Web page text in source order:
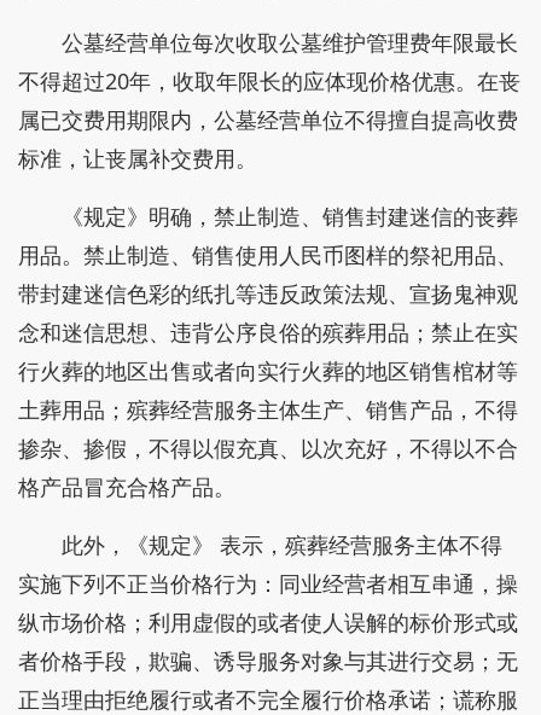
公墓经营单位每次收取公墓维护管理费年限最长
不得超过20年，收取年限长的应体现价格优惠。在丧
属已交费用期限内，公墓经营单位不得擅自提高收费
标准，让丧属补交费用。
《规定》明确，禁止制造、销售封建迷信的丧葬
用品。禁止制造、销售使用人民币图样的祭祀用品、
带封建迷信色彩的纸扎等违反政策法规、宣扬鬼神观
念和迷信思想、违背公序良俗的殡葬用品；禁止在实
行火葬的地区出售或者向实行火葬的地区销售棺材等
土葬用品；殡葬经营服务主体生产、销售产品，不得
掺杂、掺假，不得以假充真、以次充好，不得以不合
格产品冒充合格产品。
此外，《规定》 表示，殡葬经营服务主体不得
实施下列不正当价格行为：同业经营者相互串通，操
纵市场价格；利用虚假的或者使人误解的标价形式或
者价格手段，欺骗、诱导服务对象与其进行交易；无
正当理由拒绝履行或者不完全履行价格承诺；谎称服